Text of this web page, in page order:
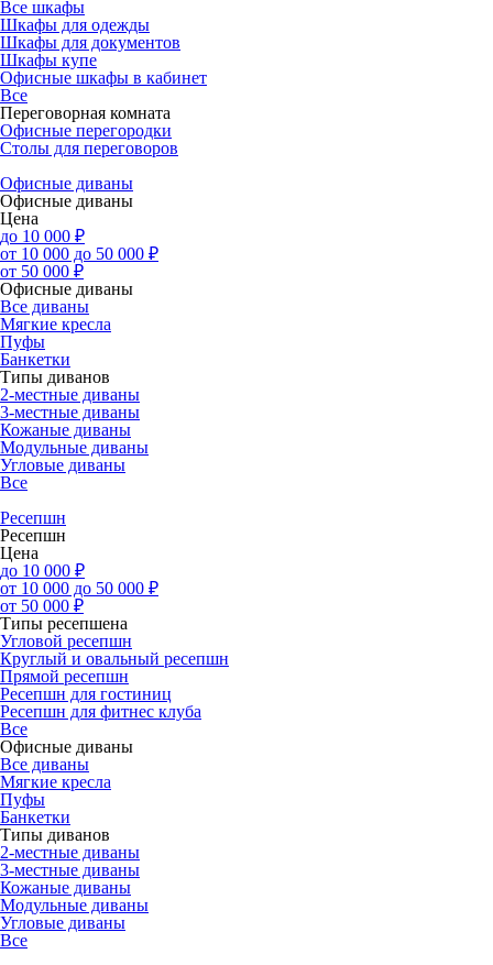
Все шкафы
Шкафы для одежды
Шкафы для документов
Шкафы купе
Офисные шкафы в кабинет
Все
Переговорная комната
Офисные перегородки
Столы для переговоров
Офисные диваны
Офисные диваны
Цена
до 10 000 ₽
от 10 000 до 50 000 ₽
от 50 000 ₽
Офисные диваны
Все диваны
Мягкие кресла
Пуфы
Банкетки
Типы диванов
2-местные диваны
3-местные диваны
Кожаные диваны
Модульные диваны
Угловые диваны
Все
Ресепшн
Ресепшн
Цена
до 10 000 ₽
от 10 000 до 50 000 ₽
от 50 000 ₽
Типы ресепшена
Угловой ресепшн
Круглый и овальный ресепшн
Прямой ресепшн
Ресепшн для гостиниц
Ресепшн для фитнес клуба
Все
Офисные диваны
Все диваны
Мягкие кресла
Пуфы
Банкетки
Типы диванов
2-местные диваны
3-местные диваны
Кожаные диваны
Модульные диваны
Угловые диваны
Все